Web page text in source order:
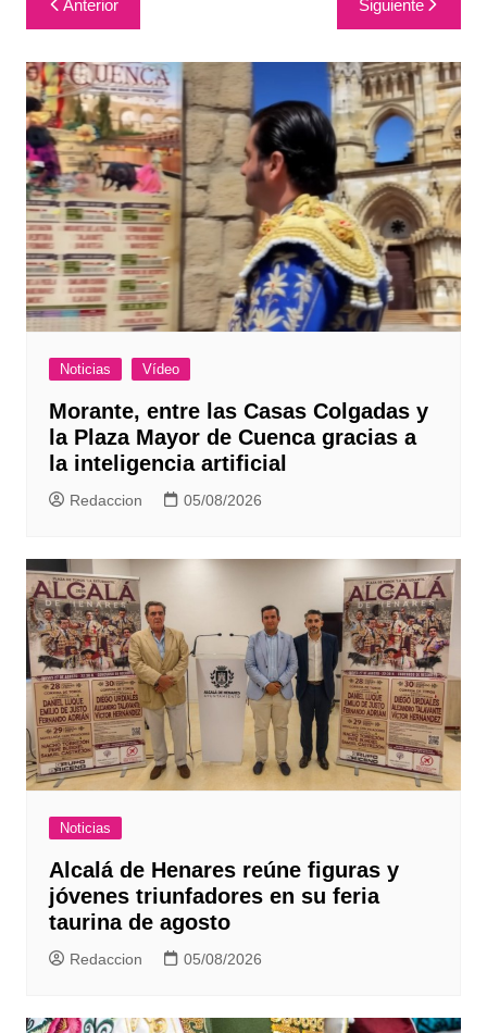
de
entradas
Anterior Siguiente
Noticias Vídeo
Morante, entre las Casas Colgadas y
la Plaza Mayor de Cuenca gracias a
la inteligencia artificial
Redaccion 05/08/2026
Noticias
Alcalá de Henares reúne figuras y
jóvenes triunfadores en su feria
taurina de agosto
Redaccion 05/08/2026